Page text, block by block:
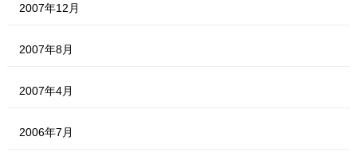
2007年12月
2007年8月
2007年4月
2006年7月